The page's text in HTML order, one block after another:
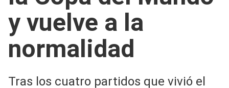
y vuelve a la
normalidad
Tras los cuatro partidos que vivió el